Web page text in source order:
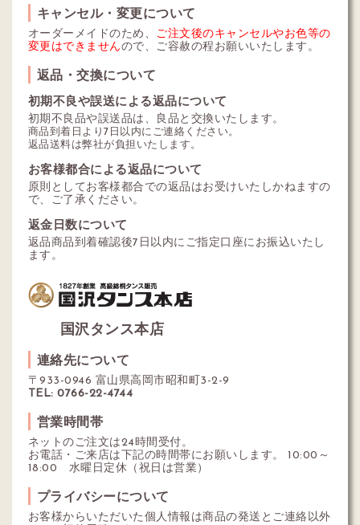
キャンセル・変更について
オーダーメイドのため、 ご注文後のキャンセルやお色等の
変更はできませんので、ご容赦の程お願いいたします。
返品・交換について
初期不良や誤送による返品について
初期不良品や誤送品は、良品と交換いたします。
商品到着日より7日以内にご連絡ください。
返品送料は弊社が負担いたします。
お客様都合による返品について
原則としてお客様都合での返品はお受けいたしかねますの
で、ご了承ください。
返金日数について
返品商品到着確認後7日以内にご指定口座にお振込いたし
ます。
国沢タンス本店
連絡先について
〒933-0946 富山県高岡市昭和町3-2-9
TEL: 0766-22-4744
営業時間帯
ネットのご注文は24時間受付。
お電話・ご来店は下記の時間帯にお願いします。 10:00～
18:00 水曜日定休（祝日は営業）
プライバシーについて
お客様からいただいた個人情報は商品の発送とご連絡以外